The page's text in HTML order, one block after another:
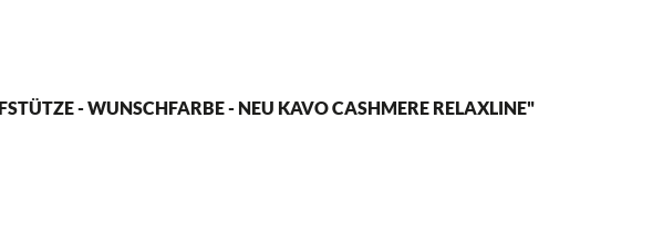
- WUNSCHFARBE - NEU KAVO CASHMERE RELAXLINE"